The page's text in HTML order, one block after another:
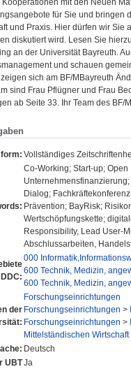
für Sie und bringen
und Praxis. Hier dürfen wir Sie
diskutiert wird. Lesen Sie
an der Universität Bayreuth.
und schauen
sich am BF/MBayreuth
sind Frau Pflügner und Frau
ab Seite 33. Ihr Team des BF/
Vollständiges
Co-Working; Start-up;
Dialog;
Prävention; BayRisk;
Wertschöpfungskette;
Responsibility, Lead User-
Abschlussarbeiten,
000
600 Technik, Medizin,
600 Technik, Medizin,
der
Forschungseinrichtungen
Forschungseinrichtungen >
Forschungseinrichtungen >
Mittelständischen Wirtschaft
Deutsch
UBTJa